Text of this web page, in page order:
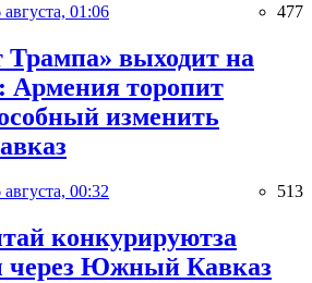
августа, 01:06 477
выходит на
Армения торопит
изменить
августа, 00:32 513
конкурируютза
Южный Кавказ